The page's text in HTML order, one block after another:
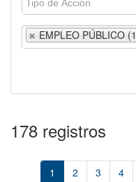
EMPLEO PÚBLICO
178 registros
1 2 3 4